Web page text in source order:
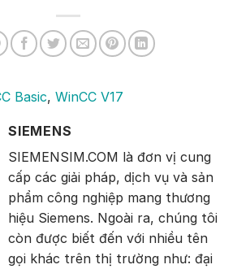
Basic, WinCC V17
SIEMENS
SIEMENSIM.COM là đơn vị cung
cấp các giải pháp, dịch vụ và sản
phẩm công nghiệp mang thương
hiệu Siemens. Ngoài ra, chúng tôi
còn được biết đến với nhiều tên
gọi khác trên thị trường như: đại